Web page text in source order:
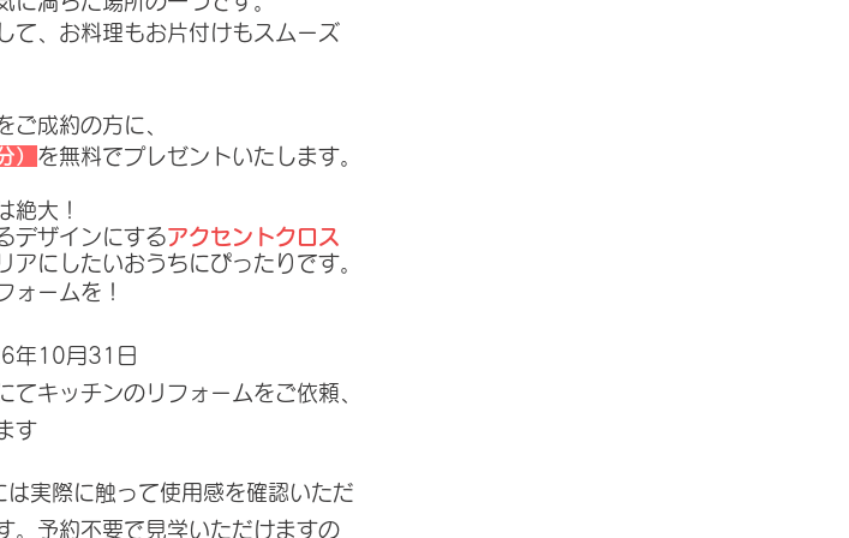
て、お料理もお片付けもスムーズ
ご成約の方に、
） を無料でプレゼントいたします。
絶大！
デザインにするアクセントクロス
アにしたいおうちにぴったりです。
ォームを！
年10月31日
てキッチンのリフォームをご依頼、
す
実際に触って使用感を確認いただ
。予約不要で見学いただけますの